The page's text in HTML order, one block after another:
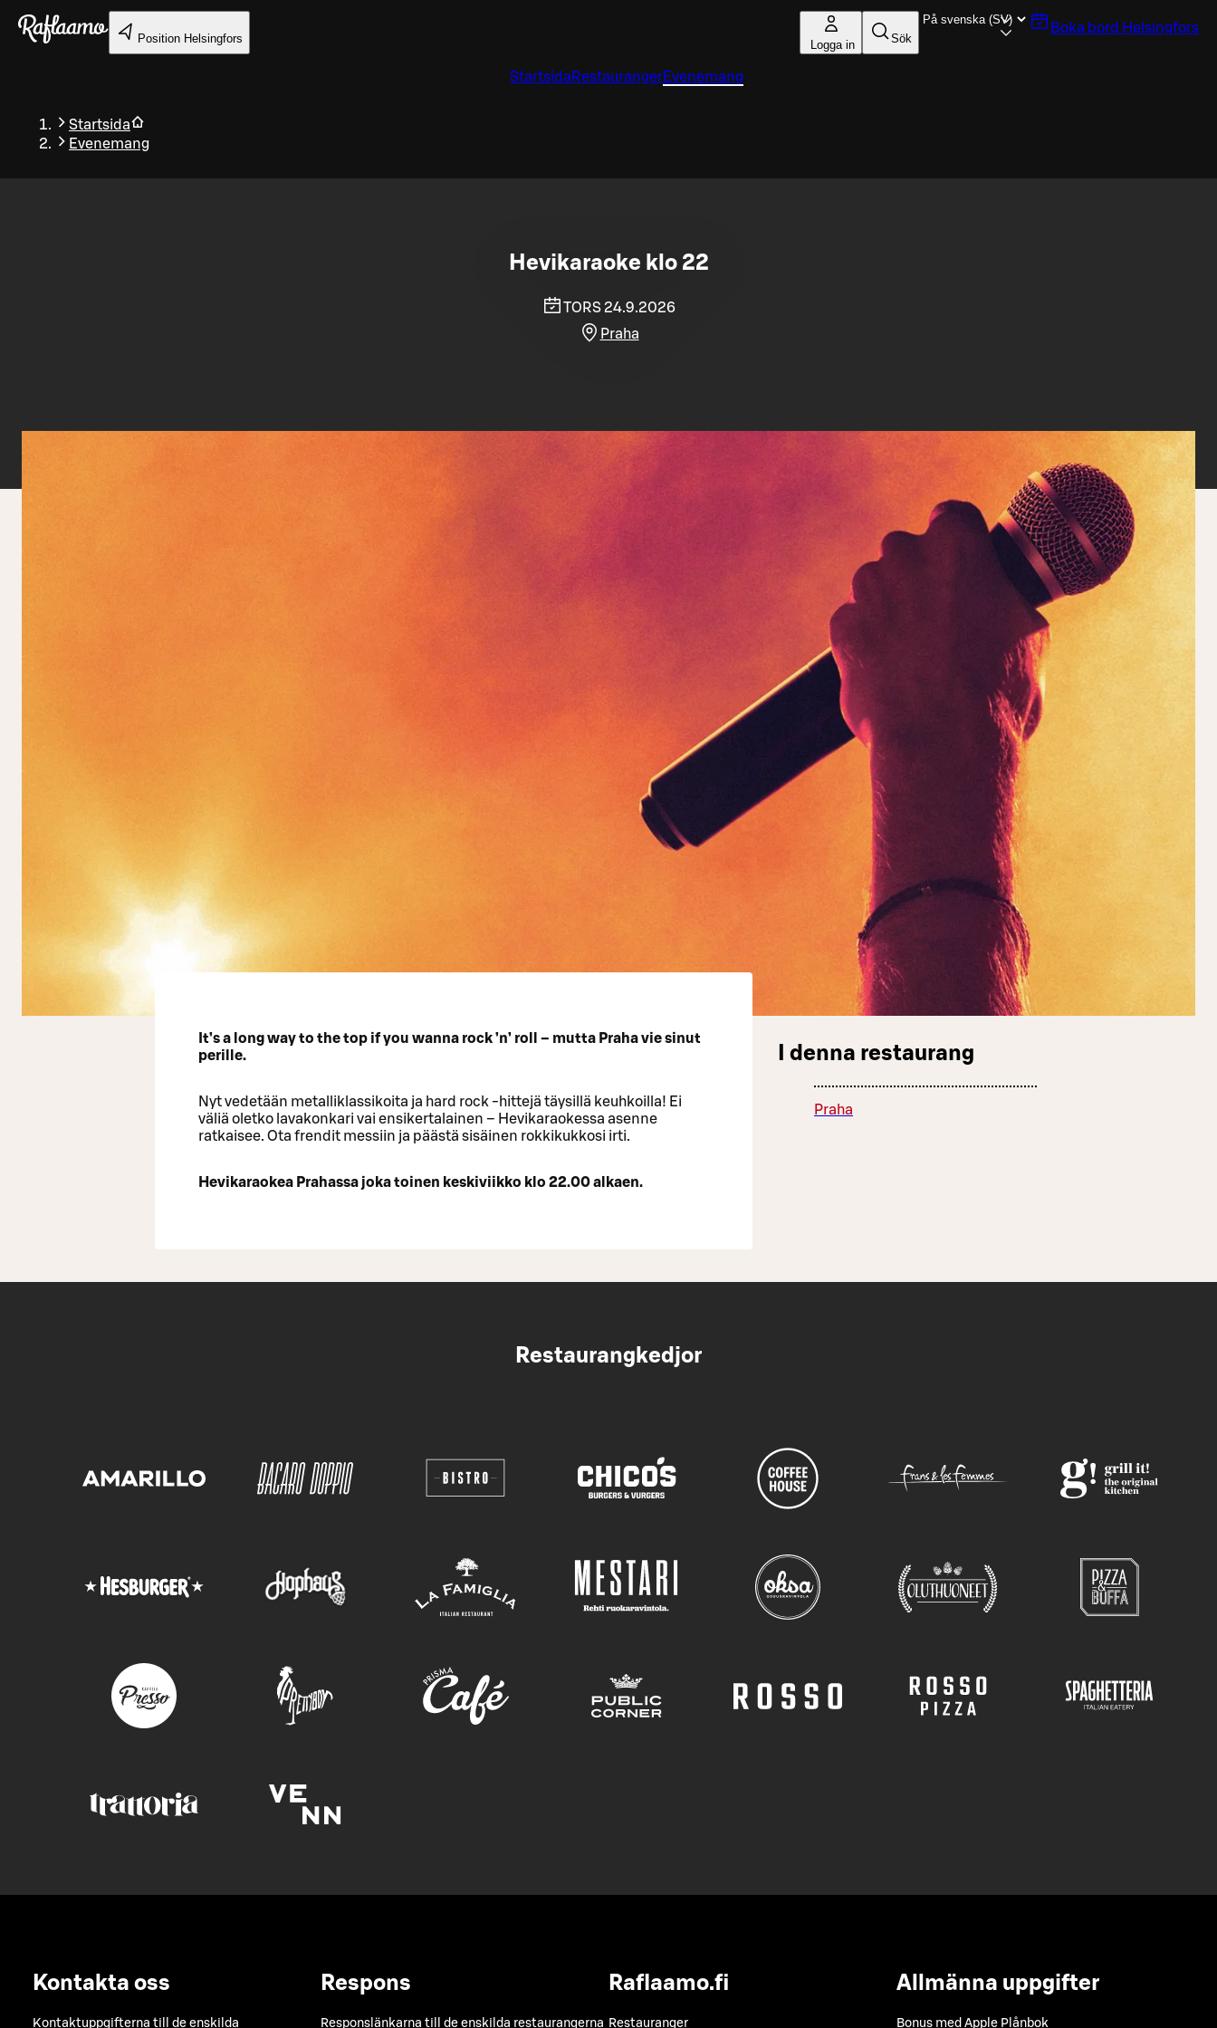
Gå till huvudinnehållet
Position Helsingfors Logga in Sök
Boka bord Helsingfors
Startsida RestaurangerEvenemang
Startsida
Evenemang
Tillbaka
Hevikaraoke klo 22
TORS 24.9.2026
Praha
It’s a long way to the top if you wanna rock ’n’ roll – mutta Praha vie sinut
perille.
Nyt vedetään metalliklassikoita ja hard rock -hittejä täysillä keuhkoilla! Ei
väliä oletko lavakonkari vai ensikertalainen – Hevikaraokessa asenne
ratkaisee. Ota frendit messiin ja päästä sisäinen rokkikukkosi irti.
Hevikaraokea Prahassa joka toinen keskiviikko klo 22.00 alkaen.
I denna restaurang
Praha
Restaurangkedjor
Kontakta oss
Kontaktuppgifterna till de enskilda
Respons
Responslänkarna till de enskilda restaurangerna
Raflaamo.fi
Restauranger
Allmänna uppgifter
Bonus med Apple Plånbok